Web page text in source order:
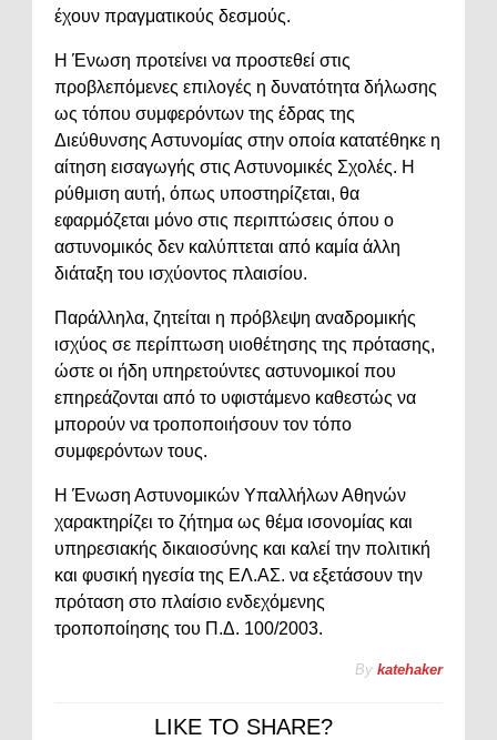
έχουν πραγματικούς δεσμούς.
Η Ένωση προτείνει να προστεθεί στις
προβλεπόμενες επιλογές η δυνατότητα δήλωσης
ως τόπου συμφερόντων της έδρας της
Διεύθυνσης Αστυνομίας στην οποία κατατέθηκε η
αίτηση εισαγωγής στις Αστυνομικές Σχολές. Η
ρύθμιση αυτή, όπως υποστηρίζεται, θα
εφαρμόζεται μόνο στις περιπτώσεις όπου ο
αστυνομικός δεν καλύπτεται από καμία άλλη
διάταξη του ισχύοντος πλαισίου.
Παράλληλα, ζητείται η πρόβλεψη αναδρομικής
ισχύος σε περίπτωση υιοθέτησης της πρότασης,
ώστε οι ήδη υπηρετούντες αστυνομικοί που
επηρεάζονται από το υφιστάμενο καθεστώς να
μπορούν να τροποποιήσουν τον τόπο
συμφερόντων τους.
Η Ένωση Αστυνομικών Υπαλλήλων Αθηνών
χαρακτηρίζει το ζήτημα ως θέμα ισονομίας και
υπηρεσιακής δικαιοσύνης και καλεί την πολιτική
και φυσική ηγεσία της ΕΛ.ΑΣ. να εξετάσουν την
πρόταση στο πλαίσιο ενδεχόμενης
τροποποίησης του Π.Δ. 100/2003.
By katehaker
LIKE TO SHARE?